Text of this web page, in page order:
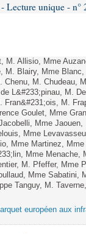
unique - n°
M. Allisio, Mme
M. Blairy, Mme
M. Chudeau,
L&#233;pinau, M.
Fran&#231;ois, M.
Goulet, Mme
Mme
Mme
Mme Martinez,
Mme Menache,
M. Pfeffer, Mme
Mme
Tanguy, M.
européen aux